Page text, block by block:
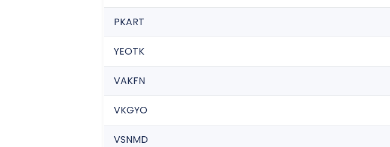
PKART
YEOTK
VAKFN
VKGYO
VSNMD